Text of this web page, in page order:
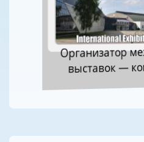
Организатор
выставок —